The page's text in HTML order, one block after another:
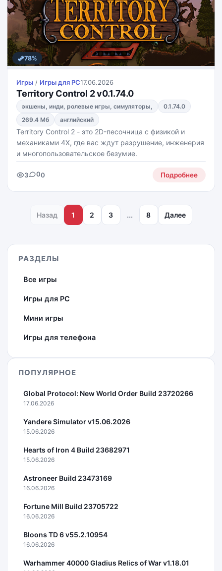
78%
Игры / Игры для PС17.06.2026
Territory Control 2 v0.1.74.0
экшены, инди, ролевые игры, симуляторы,
0.1.74.0
269.4 Мб
английский
Territory Control 2 - это 2D-песочница с физикой и
механиками 4X, где вас ждут разрушение, инженерия
и многопользовательское безумие.
3 00 Подробнее
Назад 1 2 3 ... 8 Далее
РАЗДЕЛЫ
Все игры
Игры для PC
Мини игры
Игры для телефона
ПОПУЛЯРНОЕ
Global Protocol: New World Order Build 23720266
17.06.2026
Yandere Simulator v15.06.2026
15.06.2026
Hearts of Iron 4 Build 23682971
15.06.2026
Astroneer Build 23473169
16.06.2026
Fortune Mill Build 23705722
16.06.2026
Bloons TD 6 v55.2.10954
16.06.2026
Warhammer 40000 Gladius Relics of War v1.18.01